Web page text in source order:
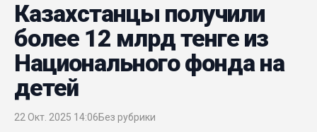
Казахстанцы получили
более 12 млрд тенге из
Национального фонда на
детей
22 Окт. 2025 14:06Без рубрики